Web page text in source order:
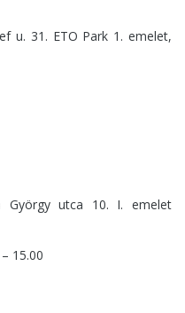
u. 31. ETO Park 1. emelet,
György utca 10. I. emelet
15.00